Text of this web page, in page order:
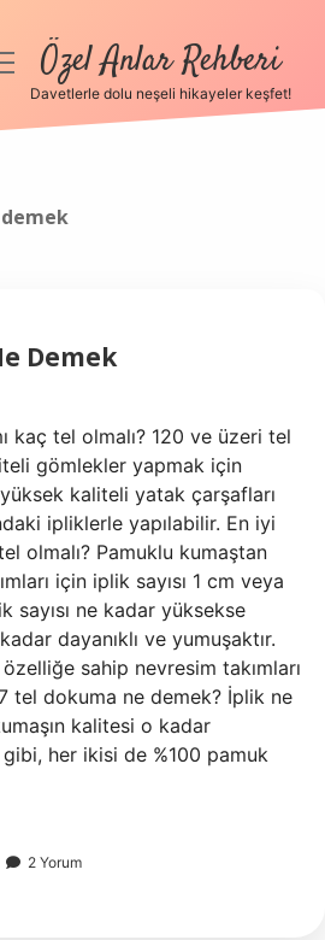
Özel Anlar Rehberi
Davetlerle dolu neşeli hikayeler keşfet!
Demek
kaç tel olmalı? 120 ve üzeri tel
gömlekler yapmak için
kaliteli yatak çarşafları
ipliklerle yapılabilir. En iyi
olmalı? Pamuklu kumaştan
için iplik sayısı 1 cm veya
sayısı ne kadar yüksekse
dayanıklı ve yumuşaktır.
sahip nevresim takımları
tel dokuma ne demek? İplik ne
kalitesi o kadar
her ikisi de %100 pamuk
2 Yorum